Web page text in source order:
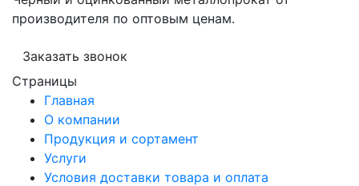
производителя по оптовым ценам.
Заказать звонок
Страницы
Главная
О компании
Продукция и сортамент
Услуги
Условия доставки товара и оплата